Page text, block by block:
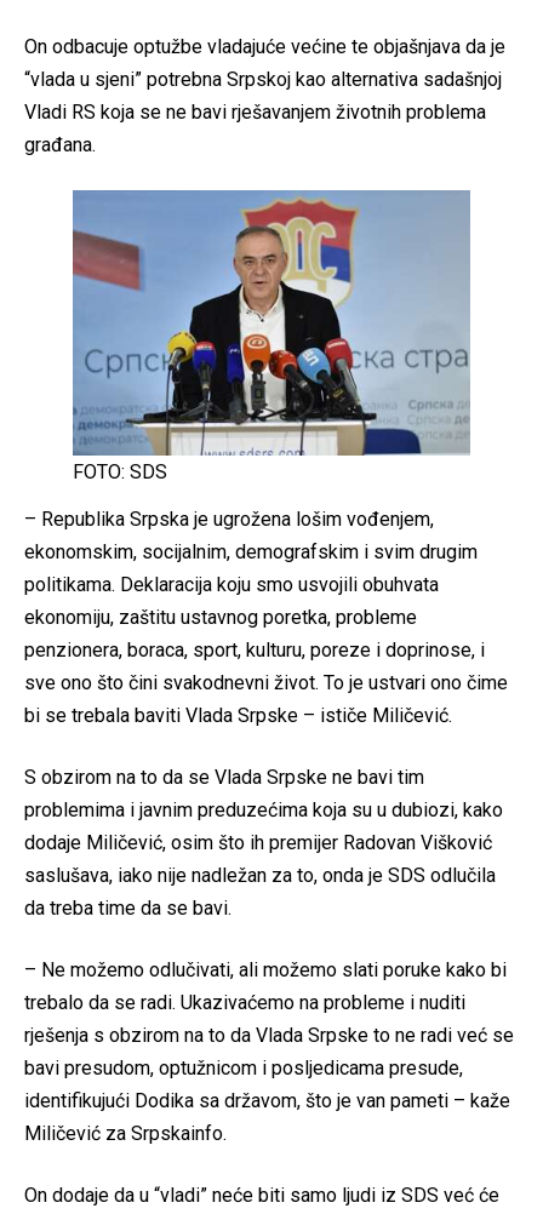
On odbacuje optužbe vladajuće većine te objašnjava da je
“vlada u sjeni” potrebna Srpskoj kao alternativa sadašnjoj
Vladi RS koja se ne bavi rješavanjem životnih problema
građana.
FOTO: SDS
– Republika Srpska je ugrožena lošim vođenjem,
ekonomskim, socijalnim, demografskim i svim drugim
politikama. Deklaracija koju smo usvojili obuhvata
ekonomiju, zaštitu ustavnog poretka, probleme
penzionera, boraca, sport, kulturu, poreze i doprinose, i
sve ono što čini svakodnevni život. To je ustvari ono čime
bi se trebala baviti Vlada Srpske – ističe Miličević.
S obzirom na to da se Vlada Srpske ne bavi tim
problemima i javnim preduzećima koja su u dubiozi, kako
dodaje Miličević, osim što ih premijer Radovan Višković
saslušava, iako nije nadležan za to, onda je SDS odlučila
da treba time da se bavi.
– Ne možemo odlučivati, ali možemo slati poruke kako bi
trebalo da se radi. Ukazivaćemo na probleme i nuditi
rješenja s obzirom na to da Vlada Srpske to ne radi već se
bavi presudom, optužnicom i posljedicama presude,
identifikujući Dodika sa državom, što je van pameti – kaže
Miličević za Srpskainfo.
On dodaje da u “vladi” neće biti samo ljudi iz SDS već će